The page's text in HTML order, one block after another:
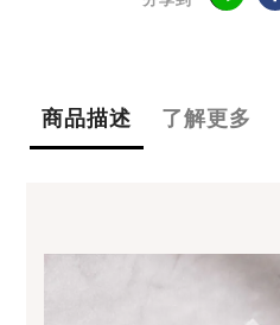
商品描述 了解更多